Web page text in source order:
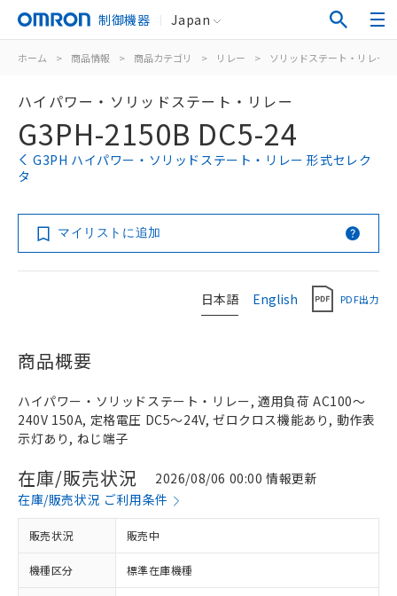
制御機器 Japan
ホーム > 商品情報 > 商品カテゴリ > リレー > ソリッドステート・リレー
ハイパワー・ソリッドステート・リレー
G3PH-2150B DC5-24
G3PH ハイパワー・ソリッドステート・リレー 形式セレク
タ
マイリストに追加
日本語 English PDF出力
商品概要
ハイパワー・ソリッドステート・リレー, 適用負荷 AC100～
240V 150A, 定格電圧 DC5～24V, ゼロクロス機能あり, 動作表
示灯あり, ねじ端子
在庫/販売状況
2026/08/06 00:00 情報更新
在庫/販売状況 ご利用条件
販売状況 販売中
機種区分 標準在庫機種